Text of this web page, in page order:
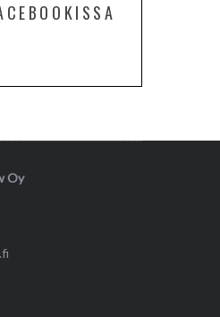
Oy